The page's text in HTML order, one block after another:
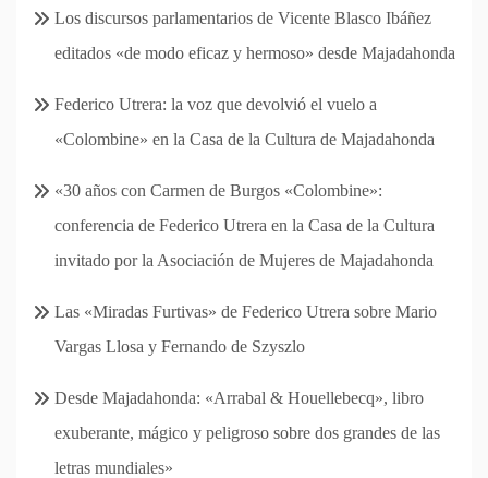
Los discursos parlamentarios de Vicente Blasco Ibáñez
editados «de modo eficaz y hermoso» desde Majadahonda
Federico Utrera: la voz que devolvió el vuelo a
«Colombine» en la Casa de la Cultura de Majadahonda
«30 años con Carmen de Burgos «Colombine»:
conferencia de Federico Utrera en la Casa de la Cultura
invitado por la Asociación de Mujeres de Majadahonda
Las «Miradas Furtivas» de Federico Utrera sobre Mario
Vargas Llosa y Fernando de Szyszlo
Desde Majadahonda: «Arrabal & Houellebecq», libro
exuberante, mágico y peligroso sobre dos grandes de las
letras mundiales»